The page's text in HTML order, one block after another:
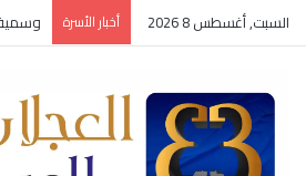
السبت, أغسطس 8 2026 أخبار الأسرة